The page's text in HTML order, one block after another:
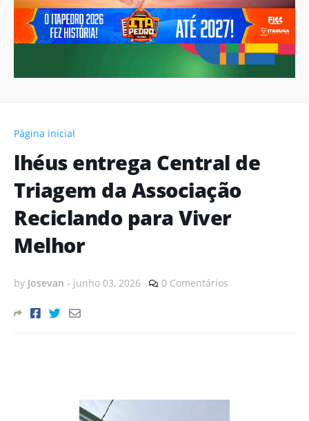
Página inicial
lhéus entrega Central de
Triagem da Associação
Reciclando para Viver
Melhor
by Josevan - junho 03, 2026 0 Comentários